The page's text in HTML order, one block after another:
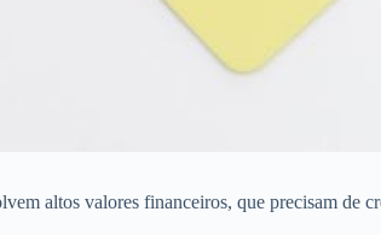
altos valores financeiros, que precisam de